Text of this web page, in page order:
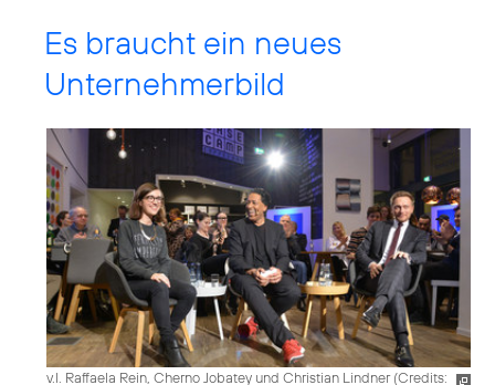
Es braucht ein neues
Unternehmerbild
v.l. Raffaela Rein, Cherno Jobatey und Christian Lindner (Credits: